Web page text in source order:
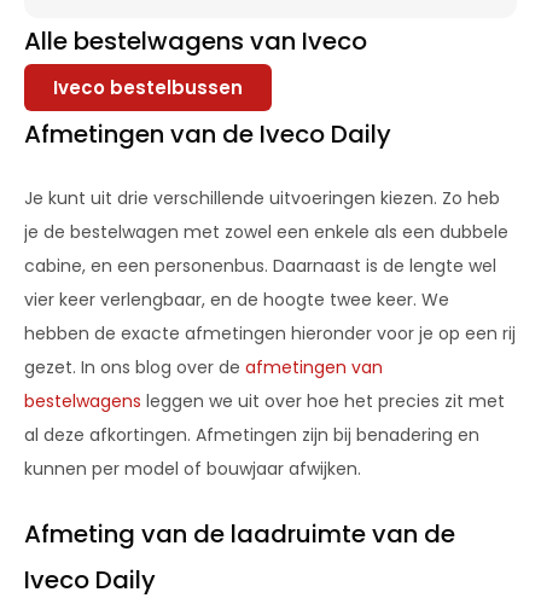
Alle bestelwagens van Iveco
Iveco bestelbussen
Afmetingen van de Iveco Daily
Je kunt uit drie verschillende uitvoeringen kiezen. Zo heb
je de bestelwagen met zowel een enkele als een dubbele
cabine, en een personenbus. Daarnaast is de lengte wel
vier keer verlengbaar, en de hoogte twee keer. We
hebben de exacte afmetingen hieronder voor je op een rij
gezet. In ons blog over de afmetingen van
bestelwagens leggen we uit over hoe het precies zit met
al deze afkortingen. Afmetingen zijn bij benadering en
kunnen per model of bouwjaar afwijken.
Afmeting van de laadruimte van de
Iveco Daily